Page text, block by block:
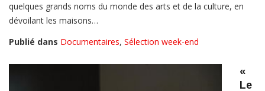
quelques grands noms du monde des arts et de la culture, en
dévoilant les maisons…
Publié dans Documentaires, Sélection week-end
«
Le